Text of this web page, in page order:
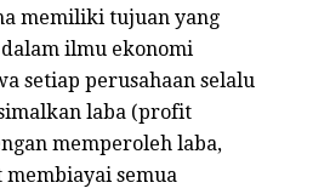
memiliki tujuan yang
ilmu ekonomi
setiap perusahaan selalu
laba (profit
memperoleh laba,
membiayai semua